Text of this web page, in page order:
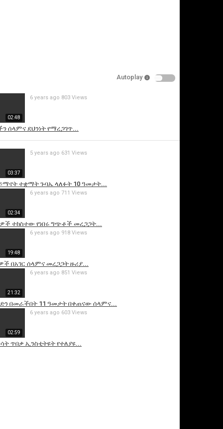
Autoplay
02:48
ሰላምና ደህንነት የማረጋገጥ...
6 years ago 803 Views
03:37
ተቋማት ጉባኤ ላለፉት 10 ዓመታት...
5 years ago 631 Views
02:34
ተከስተው የነበሩ ግጭቶች መረጋጋት...
6 years ago 711 Views
19:48
በአገር ሰላምና መረጋጋት ዙሪያ...
6 years ago 918 Views
21:32
በመራችበት 11 ዓመታት በቀጠናው ሰላምና...
6 years ago 851 Views
02:59
ጥበቃ ኢንስቲትዩት የተለያዩ...
6 years ago 603 Views